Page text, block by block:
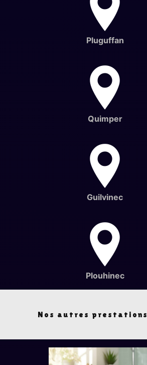
Pluguffan
Quimper
Guilvinec
Plouhinec
Nos autres prestations